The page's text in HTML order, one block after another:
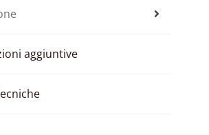
aggiuntive